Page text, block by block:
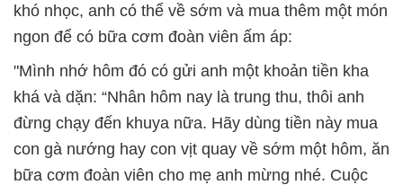
khó nhọc, anh có thể về sớm và mua thêm một món
ngon để có bữa cơm đoàn viên ấm áp:
"Mình nhớ hôm đó có gửi anh một khoản tiền kha
khá và dặn: “Nhân hôm nay là trung thu, thôi anh
đừng chạy đến khuya nữa. Hãy dùng tiền này mua
con gà nướng hay con vịt quay về sớm một hôm, ăn
bữa cơm đoàn viên cho mẹ anh mừng nhé. Cuộc